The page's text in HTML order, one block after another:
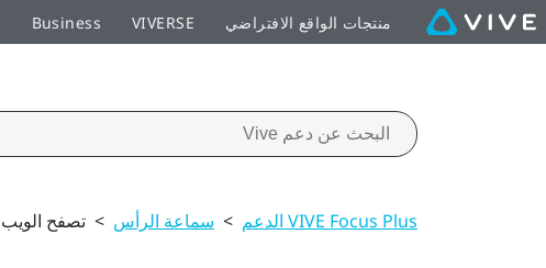
منتجات الواقع الافتراضي VIVERSE
Business
VIVE Focus Plus الدعم > سماعة الرأس > تصفح الويب